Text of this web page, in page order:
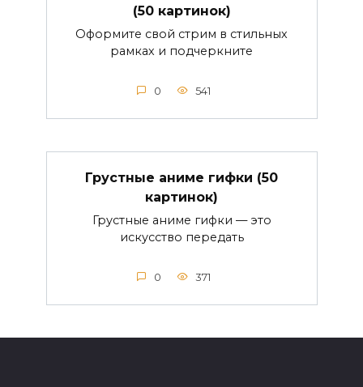
(50 картинок)
Оформите свой стрим в стильных
рамках и подчеркните
0 541
Грустные аниме гифки (50
картинок)
Грустные аниме гифки — это
искусство передать
0 371